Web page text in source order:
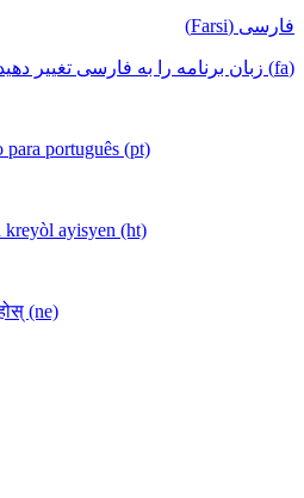
فارسی (Farsi)
(fa) زبان برنامه را به فارسی تغییر دهید
português (pt)
kreyòl ayisyen (ht)
(ne)